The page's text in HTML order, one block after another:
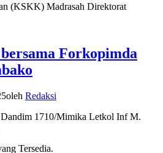
(KSKK) Madrasah Direktorat
Forkopimda
oleh Redaksi
1710/Mimika Letkol Inf M.
Tersedia.